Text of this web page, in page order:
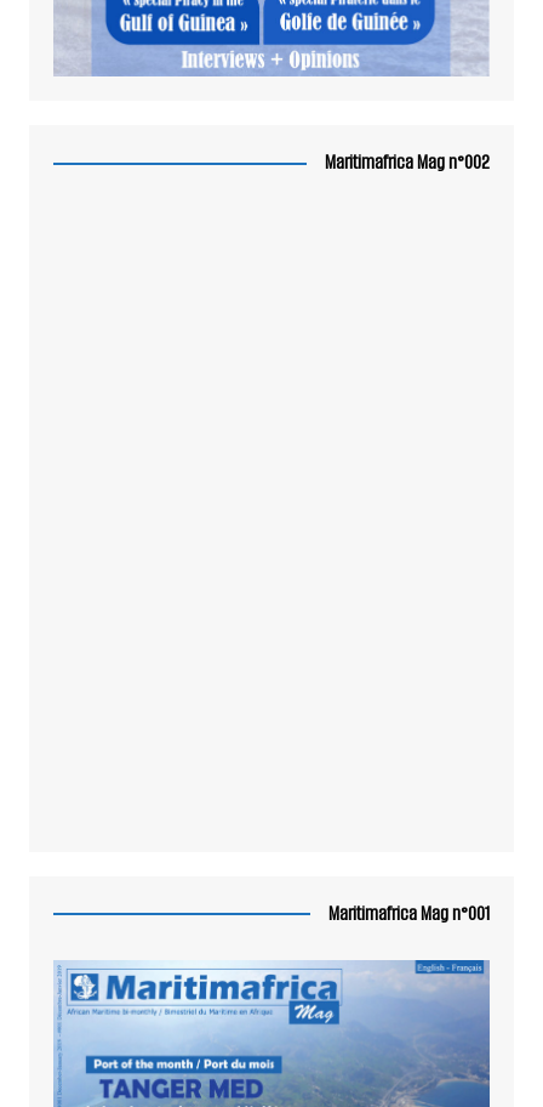
Maritimafrica Mag n°002
Maritimafrica Mag n°001